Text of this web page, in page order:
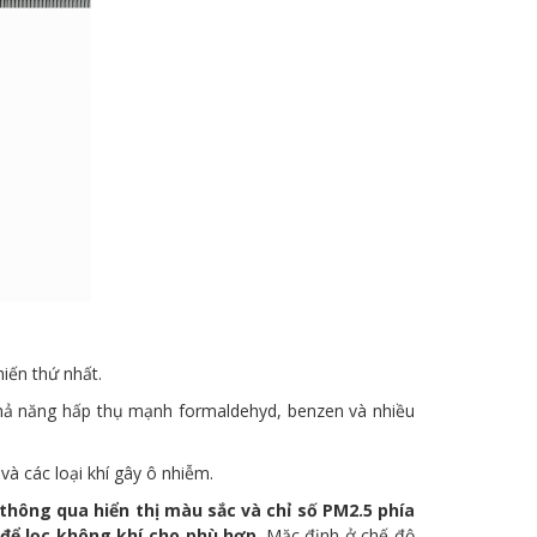
thứ nhất.
hấp thụ mạnh formaldehyd, benzen và nhiều
các loại khí gây ô nhiễm.
qua hiển thị màu sắc và chỉ số PM2.5 phía